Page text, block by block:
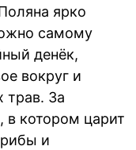
ярко
самому
денёк,
вокруг и
трав. За
в котором царит
и